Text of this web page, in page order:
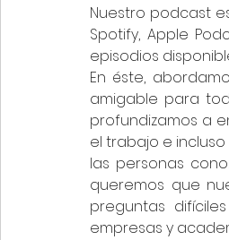
Nuestro podcast
Spotify, Apple
episodios
En éste,
amigable para
profundizamos a
el trabajo e
las personas
queremos que
preguntas
empresas y